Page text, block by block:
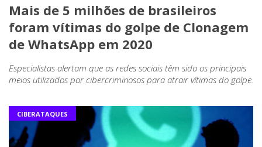
Mais de 5 milhões de brasileiros
foram vítimas do golpe de Clonagem
de WhatsApp em 2020
Especialistas alertam que as redes sociais têm sido os principais
meios utilizados por cibercriminosos para atrair vítimas do golpe.
CIBERATAQUES